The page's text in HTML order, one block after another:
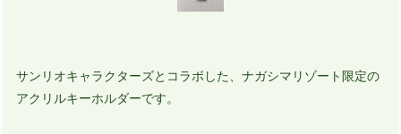
サンリオキャラクターズとコラボした、ナガシマリゾート限定の
アクリルキーホルダーです。